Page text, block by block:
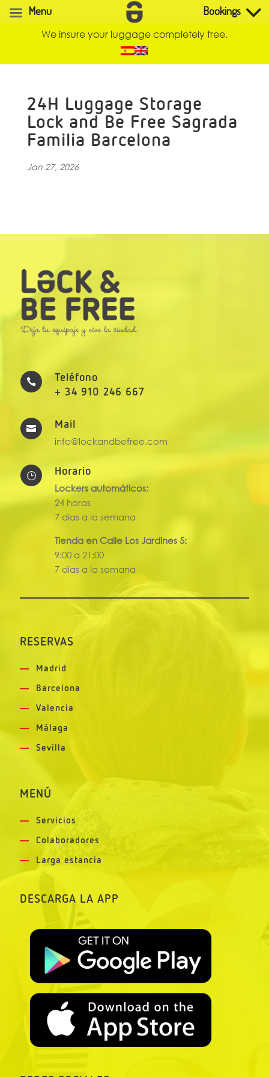
We insure your luggage completely free.
24H Luggage Storage
Lock and Be Free Sagrada
Familia Barcelona
Jan 27, 2026

Teléfono
+ 34 910 246 667
 Mail
info@lockandbefree.com
} Horario
Lockers automáticos:
24 horas
7 días a la semana
Tienda en Calle Los Jardines 5:
9:00 a 21:00
7 días a la semana
RESERVAS
Madrid
Barcelona
Valencia
Málaga
Sevilla
MENÚ
Servicios
Colaboradores
Larga estancia
DESCARGA LA APP
Menu Bookings